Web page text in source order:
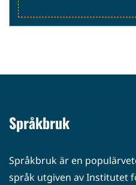
Språkbruk
Språkbruk är en
språk utgiven av Institutet